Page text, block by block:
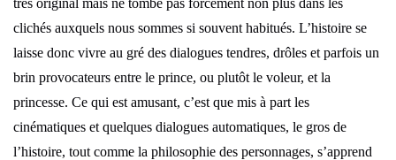
très original mais ne tombe pas forcément non plus dans les
clichés auxquels nous sommes si souvent habitués. L’histoire se
laisse donc vivre au gré des dialogues tendres, drôles et parfois un
brin provocateurs entre le prince, ou plutôt le voleur, et la
princesse. Ce qui est amusant, c’est que mis à part les
cinématiques et quelques dialogues automatiques, le gros de
l’histoire, tout comme la philosophie des personnages, s’apprend